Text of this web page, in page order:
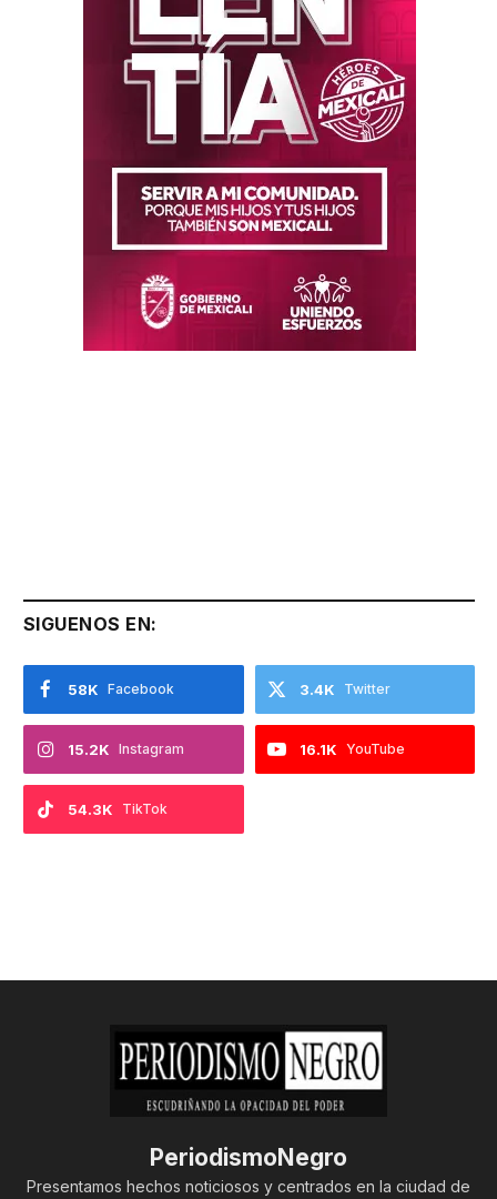
SIGUENOS EN:
Facebook
58K Twitter
3.4K
Instagram
15.2K YouTube
16.1K
TikTok
54.3K
PeriodismoNegro
Presentamos hechos noticiosos y centrados en la ciudad de